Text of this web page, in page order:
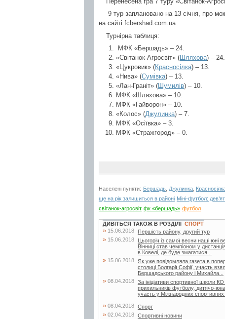
9 тур заплановано на 13 січня, про
на сайті fcbershad.com.ua
Турнірна таблиця:
МФК «Бершадь» – 24.
«Світанок-Агросвіт» (Шляхова) – 24.
«Цукровик» (Красносілка) – 13.
«Нива» (Сумівка) – 13.
«Лан-Граніт» (Шумилів) – 10.
МФК «Шляхова» – 10.
МФК «Гайворон» – 10.
«Колос» (Джулинка) – 7.
МФК «Осіївка» – 3.
МФК «Стражгород» – 0.
Населені пункти: Бершадь Джулинка
ще на рік залишиться в районі Міні-футбол:
світанок-агросвіт фк «бершадь» футбол
ДИВІТЬСЯ ТАКОЖ В РОЗДІЛІ СПОРТ
» 15.06.2018 Першість району, другий тур
» 15.06.2018
Цьогоріч із самої весни наші юні
Вінниці став чемпіоном у
в Ковелі, де буде змагатися...
» 15.06.2018
Як уже повідомляла газета в
столиці Болгарії Софії, участь
Бершадського району і Михайла...
» 08.04.2018 За ініціативи спортивної школи
прихильників футболу, дитячо-
участь у Міжнародних спортивних
» 08.04.2018 Спорт
» 02.04.2018 Спортивні новини